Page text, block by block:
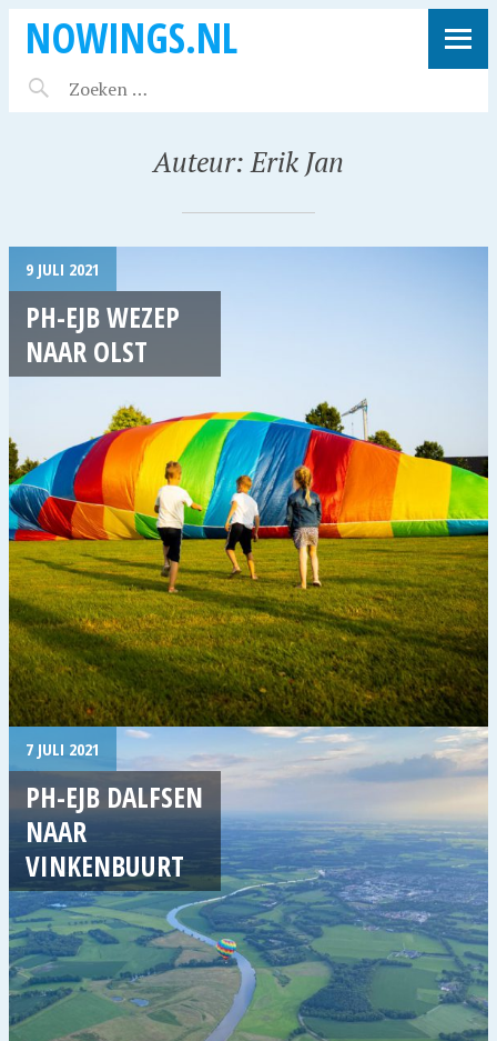
NOWINGS.NL
Auteur:Erik Jan
9 JULI 2021
PH-EJB WEZEP
NAAR OLST
7 JULI 2021
PH-EJB DALFSEN
NAAR
VINKENBUURT